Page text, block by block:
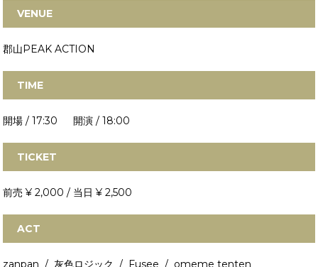
VENUE
郡山PEAK ACTION
TIME
開場 / 17:30 開演 / 18:00
TICKET
前売 ¥ 2,000 / 当日 ¥ 2,500
ACT
zanpan / 灰色ロジック / Fusee / omeme tenten